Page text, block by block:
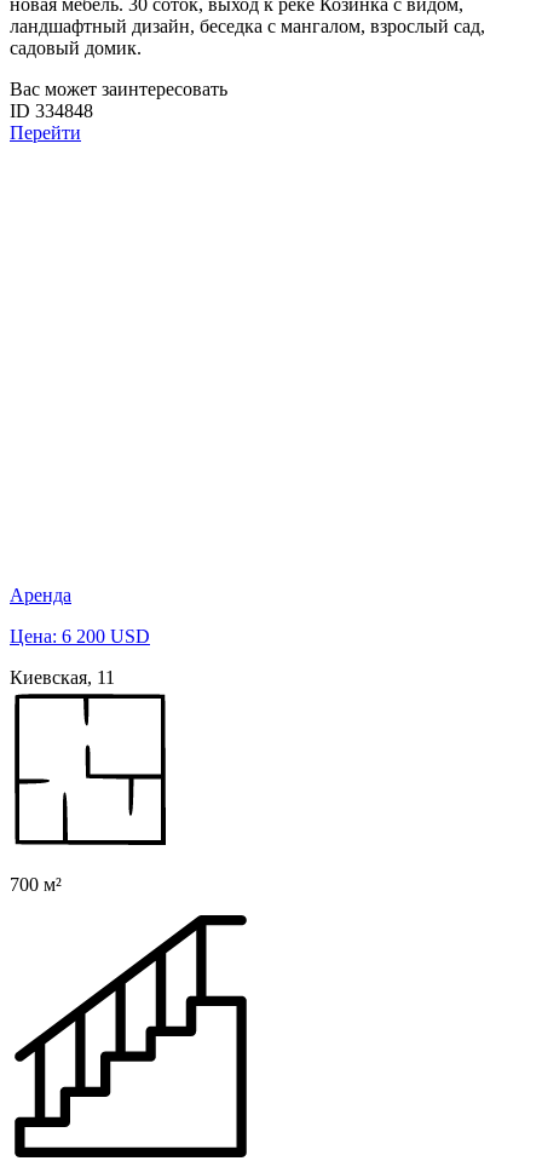
новая мебель. 30 соток, выход к реке Козинка с видом,
ландшафтный дизайн, беседка с мангалом, взрослый сад,
садовый домик.
Вас может заинтересовать
ID 334848
Перейти
Аренда
Цена: 6 200 USD
Киевская, 11
700 м²